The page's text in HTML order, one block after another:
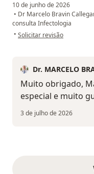
10 de junho de 2026
• Dr Marcelo Bravin
consulta Infectologia
• na opinião do utilizador
Solicitar revisão
Dr. MARCELO
Muito obrigado,
especial e muito
3 de julho de 2026